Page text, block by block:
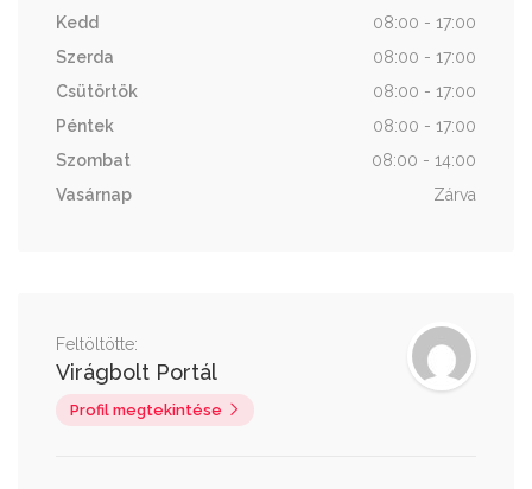
Kedd
08:00 - 17:00
Szerda
08:00 - 17:00
Csütörtök
08:00 - 17:00
Péntek
08:00 - 17:00
Szombat
08:00 - 14:00
Vasárnap
Zárva
Feltöltötte:
Virágbolt Portál
Profil megtekintése